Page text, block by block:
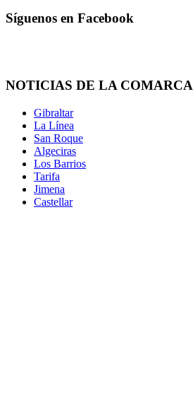
Síguenos en Facebook
NOTICIAS DE LA COMARCA
Gibraltar
La Línea
San Roque
Algeciras
Los Barrios
Tarifa
Jimena
Castellar